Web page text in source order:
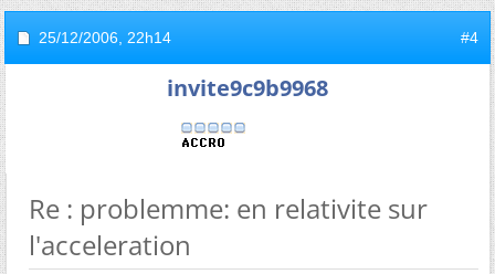
25/12/2006, 22h14 #4
invite9c9b9968
Re : problemme: en relativite sur
l'acceleration